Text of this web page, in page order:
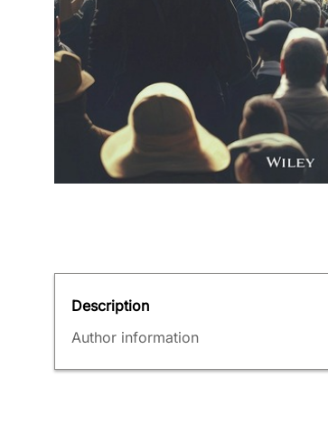
Description
Author information